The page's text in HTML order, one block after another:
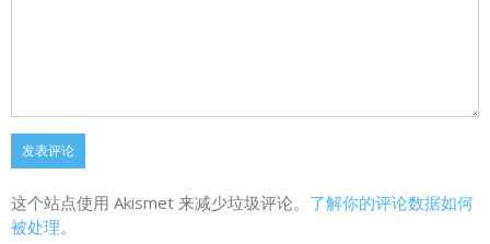
这个站点使用 Akismet 来减少垃圾评论。 了解你的评论数据如何
被处理。